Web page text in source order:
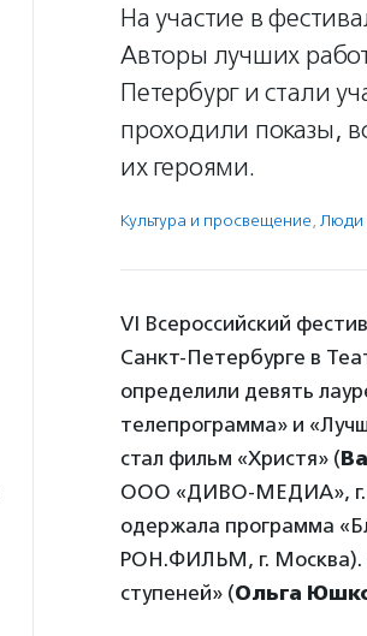
На участие в
Авторы лучших
Петербург и стали
проходили показы,
их героями.
Культура и просвещение, Люди
VI Всероссийский
Санкт-Петербурге в
определили девять
телепрограмма» и
стал фильм «Христя» (
ООО «ДИВО-МЕДИА», г.
одержала программа
РОН.ФИЛЬМ, г. Москва).
ступеней» (Ольга